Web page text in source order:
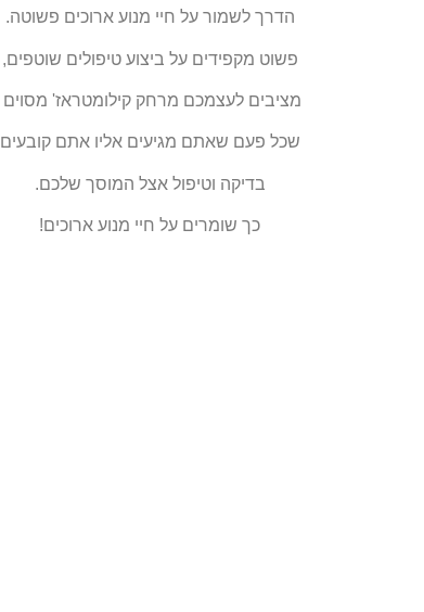
הדרך לשמור על חיי מנוע ארוכים פשוטה.
פשוט מקפידים על ביצוע טיפולים שוטפים,
מציבים לעצמכם מרחק קילומטראז' מסוים
שכל פעם שאתם מגיעים אליו אתם קובעים
בדיקה וטיפול אצל המוסך שלכם.
כך שומרים על חיי מנוע ארוכים!